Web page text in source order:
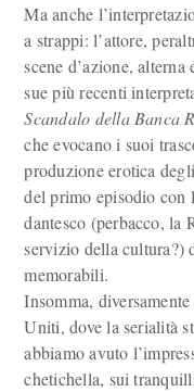
Ma anche
a strappi: l’attore,
scene d’azione,
sue più recenti
Scandalo della Banca
che evocano i suoi
produzione erotica
del primo episodio con
dantesco (perbacco, la
servizio della cultura?)
memorabili.
Insomma,
Uniti, dove la serialità
abbiamo avuto
chetichella, sui